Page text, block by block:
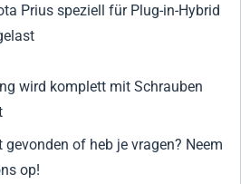
Prius speziell für Plug-in-Hybrid
wird komplett mit Schrauben
gevonden of heb je vragen? Neem
op!